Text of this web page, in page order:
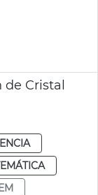
de Cristal